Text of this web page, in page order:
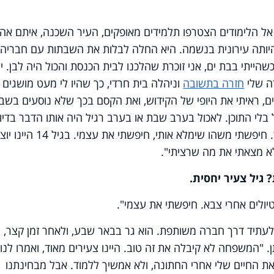
הלימודים הצטרפו תלמידים מאופקים, העיר השכנה, איתם
עירונית בנשמה. היא החלה לבלות את השבתות עם חבריה
בבת ים, אני זוכרת שהלכנו לבית הכנסת והכול היה לבן.
שלי חזרה בתשובה וניהלה בית חרדי, כך שהיו לי מעט מושגים
ראיתי את היופי של הקידוש, ואת הקסם בכך שלא נוסעים
התוכן. לאכול בערב שבת או בערב רגיל היה אותו הדבר
והמשמעות שאיננה היתה חסרה לי מאוד. חיפשתי משהו שימלא אותי,
מצאתי את מה שרציתי".
אחרי צבא. חיפשתי את עצמי".
לעתיד דרך חברה משותפת. הוא גר בבאר שבע, ולאחר זמן קצר,
"המשפחה לא קיבלה את זה טוב. היינו צעירים מאוד, ואמרו לנו
החיים שלי אחרי החתונה, ולא אמשיך ללמוד. אבל מבחינתנו